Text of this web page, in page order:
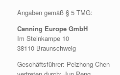
Angaben gemäß § 5 TMG:
Canning Europe GmbH
Im Steinkampe 10
38110 Braunschweig
Geschäftsführer: Peizhong Chen